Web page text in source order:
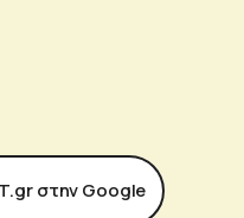
στην Google